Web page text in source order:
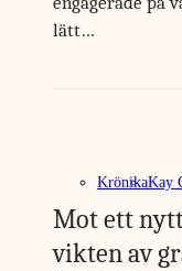
lätt…
KrönikaKay
Mot ett
vikten av